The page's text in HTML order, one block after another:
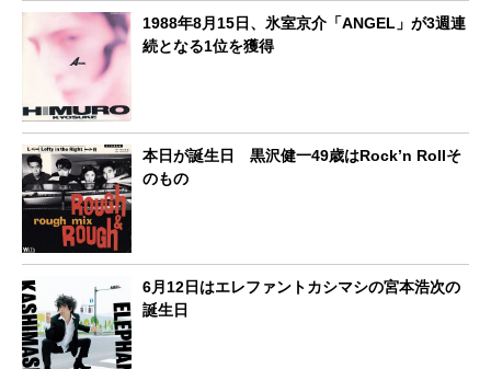
1988年8月15日、氷室京介「ANGEL」が3週連
続となる1位を獲得
本日が誕生日 黒沢健一49歳はRock’n Rollそ
のもの
6月12日はエレファントカシマシの宮本浩次の
誕生日